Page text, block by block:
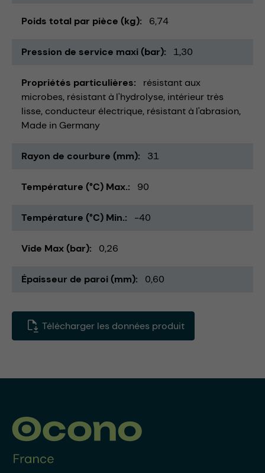
Poids total par pièce (kg) 6,74
Pression de service maxi (bar) 1,30
Propriétés particulières
résistant aux
microbes résistant à l'hydrolyse intérieur très
lisse conducteur électrique résistant à l'abrasion
Made in Germany
Rayon de courbure (mm) 31
Température (°C) Max. 90
Température (°C) Min. -40
Vide Max (bar) 0,26
Épaisseur de paroi (mm) 0,60
Télécharger les données produit